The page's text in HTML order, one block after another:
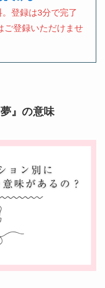
登録は3分で完了
ご登録いただけませ
』の意味